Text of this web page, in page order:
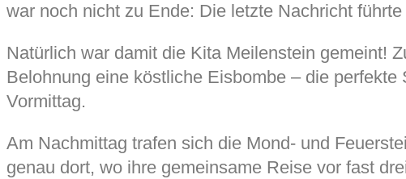
war noch nicht zu Ende: Die letzte Nachricht führte
Natürlich war damit die Kita Meilenstein gemeint!
Belohnung eine köstliche Eisbombe – die
Vormittag.
Am Nachmittag trafen sich die Mond- und
genau dort, wo ihre gemeinsame Reise vor fast